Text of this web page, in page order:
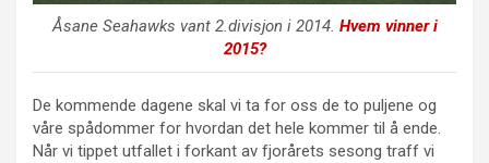
Åsane Seahawks vant 2.divisjon i 2014. Hvem vinner i
2015?
De kommende dagene skal vi ta for oss de to puljene og
våre spådommer for hvordan det hele kommer til å ende.
Når vi tippet utfallet i forkant av fjorårets sesong traff vi